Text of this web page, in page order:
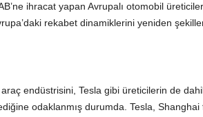
ihracat yapan Avrupalı otomobil
rekabet dinamiklerini yeniden
endüstrisini, Tesla gibi üreticilerin de
odaklanmış durumda. Tesla, Shanghai